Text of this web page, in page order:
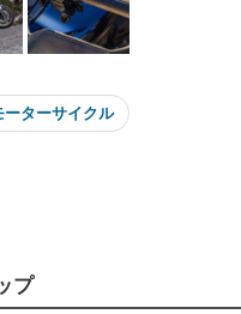
ーターサイクル
プ